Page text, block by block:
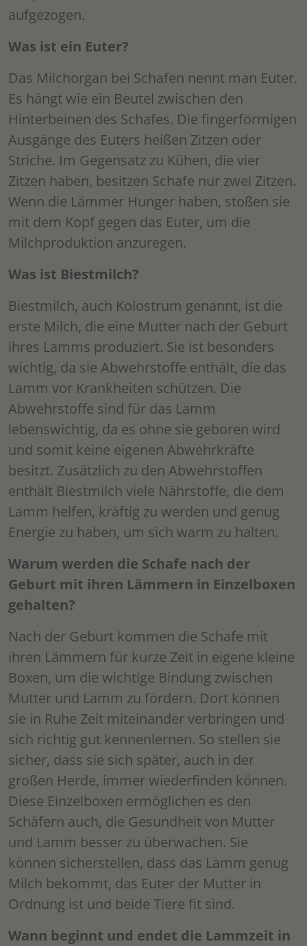
aufgezogen.
Was ist ein Euter?
Das Milchorgan bei Schafen nennt man Euter.
Es hängt wie ein Beutel zwischen den
Hinterbeinen des Schafes. Die fingerförmigen
Ausgänge des Euters heißen Zitzen oder
Striche. Im Gegensatz zu Kühen, die vier
Zitzen haben, besitzen Schafe nur zwei Zitzen.
Wenn die Lämmer Hunger haben, stoßen sie
mit dem Kopf gegen das Euter, um die
Milchproduktion anzuregen.
Was ist Biestmilch?
Biestmilch, auch Kolostrum genannt, ist die
erste Milch, die eine Mutter nach der Geburt
ihres Lamms produziert. Sie ist besonders
wichtig, da sie Abwehrstoffe enthält, die das
Lamm vor Krankheiten schützen. Die
Abwehrstoffe sind für das Lamm
lebenswichtig, da es ohne sie geboren wird
und somit keine eigenen Abwehrkräfte
besitzt. Zusätzlich zu den Abwehrstoffen
enthält Biestmilch viele Nährstoffe, die dem
Lamm helfen, kräftig zu werden und genug
Energie zu haben, um sich warm zu halten.
Warum werden die Schafe nach der
Geburt mit ihren Lämmern in Einzelboxen
gehalten?
Nach der Geburt kommen die Schafe mit
ihren Lämmern für kurze Zeit in eigene kleine
Boxen, um die wichtige Bindung zwischen
Mutter und Lamm zu fördern. Dort können
sie in Ruhe Zeit miteinander verbringen und
sich richtig gut kennenlernen. So stellen sie
sicher, dass sie sich später, auch in der
großen Herde, immer wiederfinden können.
Diese Einzelboxen ermöglichen es den
Schäfern auch, die Gesundheit von Mutter
und Lamm besser zu überwachen. Sie
können sicherstellen, dass das Lamm genug
Milch bekommt, das Euter der Mutter in
Ordnung ist und beide Tiere fit sind.
Wann beginnt und endet die Lammzeit in